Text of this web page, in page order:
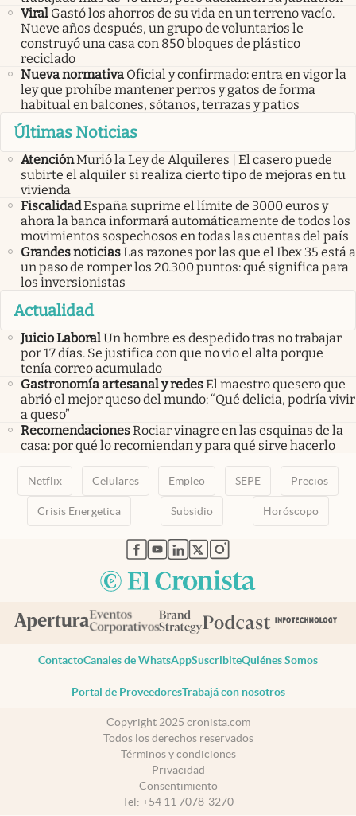
Viral Gastó los ahorros de su vida en un terreno vacío.
Nueve años después, un grupo de voluntarios le
construyó una casa con 850 bloques de plástico
reciclado
Nueva normativa Oficial y confirmado: entra en vigor la
ley que prohíbe mantener perros y gatos de forma
habitual en balcones, sótanos, terrazas y patios
Últimas Noticias
AtenciónMurió la Ley de Alquileres | El casero puede
subirte el alquiler si realiza cierto tipo de mejoras en tu
vivienda
FiscalidadEspaña suprime el límite de 3000 euros y
ahora la banca informará automáticamente de todos los
movimientos sospechosos en todas las cuentas del país
Grandes noticiasLas razones por las que el Ibex 35 está a
un paso de romper los 20.300 puntos: qué significa para
los inversionistas
Actualidad
Juicio LaboralUn hombre es despedido tras no trabajar
por 17 días. Se justifica con que no vio el alta porque
tenía correo acumulado
Gastronomía artesanal y redesEl maestro quesero que
abrió el mejor queso del mundo: “Qué delicia, podría vivir
a queso”
RecomendacionesRociar vinagre en las esquinas de la
casa: por qué lo recomiendan y para qué sirve hacerlo
Netflix Celulares Empleo SEPE Precios
Crisis Energetica Subsidio Horóscopo
abre en nueva pestaña
abre en nueva pestaña
abre en nueva pestaña
abre en nueva pestaña
abre en nueva pestaña
ContactoCanales de WhatsAppSuscribiteQuiénes Somos
Portal de ProveedoresTrabajá con nosotros
Copyright 2025 cronista.com
Todos los derechos reservados
Términos y condiciones
Privacidad
Consentimiento
Tel: +54 11 7078-3270